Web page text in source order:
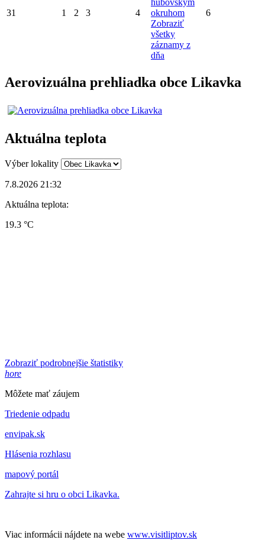
31 1 2 3 4
hubovským
okruhom
Zobraziť
všetky
záznamy z
dňa
6
Aerovizuálna prehliadka obce Likavka
Aktuálna teplota
Výber lokality
7.8.2026 21:32
Aktuálna teplota:
19.3 °C
Zobraziť podrobnejšie štatistiky
hore
Môžete mať záujem
Triedenie odpadu
envipak.sk
Hlásenia rozhlasu
mapový portál
Zahrajte si hru o obci Likavka.
Viac informácii nájdete na webe www.visitliptov.sk